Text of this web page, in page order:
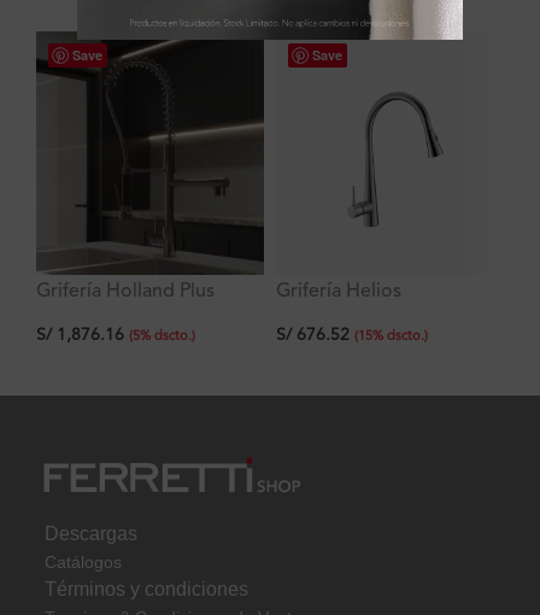
INTERESARTE
Save
Grifería Holland Plus
pico extraíble al mueble
S/ 1,876.16 (5% dscto.)
Save
Grifería Helios
Extraible con Doble
S/676.52 (15% dscto.)
Descargas
Catálogos
Términos y condiciones